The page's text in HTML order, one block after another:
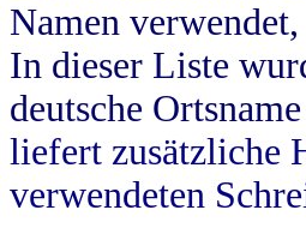
Namen
In dieser Liste
deutsche
liefert zusätzliche
verwendeten